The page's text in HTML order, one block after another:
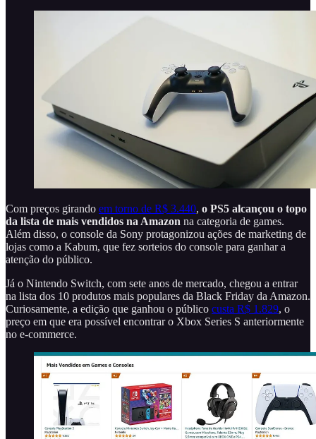
Com preços girando em torno de R$ 3.440, o PS5 alcançou o topo
da lista de mais vendidos na Amazon na categoria de games.
Além disso, o console da Sony protagonizou ações de marketing de
lojas como a Kabum, que fez sorteios do console para ganhar a
atenção do público.
Já o Nintendo Switch, com sete anos de mercado, chegou a entrar
na lista dos 10 produtos mais populares da Black Friday da Amazon.
Curiosamente, a edição que ganhou o público custa R$ 1.829, o
preço em que era possível encontrar o Xbox Series S anteriormente
no e-commerce.